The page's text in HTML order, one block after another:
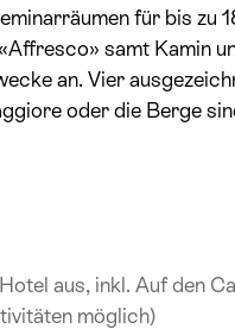
für bis zu
samt Kamin
an. Vier
oder die Berge
aus, inkl. Auf den
möglich)